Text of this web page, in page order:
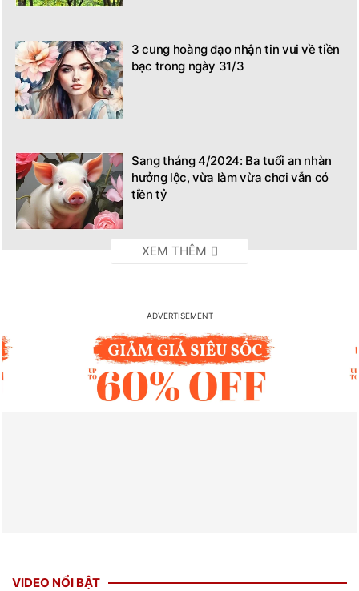
3 cung hoàng đạo nhận tin vui về tiền
bạc trong ngày 31/3
Sang tháng 4/2024: Ba tuổi an nhàn
hưởng lộc, vừa làm vừa chơi vẫn có
tiền tỷ
VIDEO NỔI BẬT